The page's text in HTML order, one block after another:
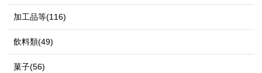
加工品等(116)
飲料類(49)
菓子(56)